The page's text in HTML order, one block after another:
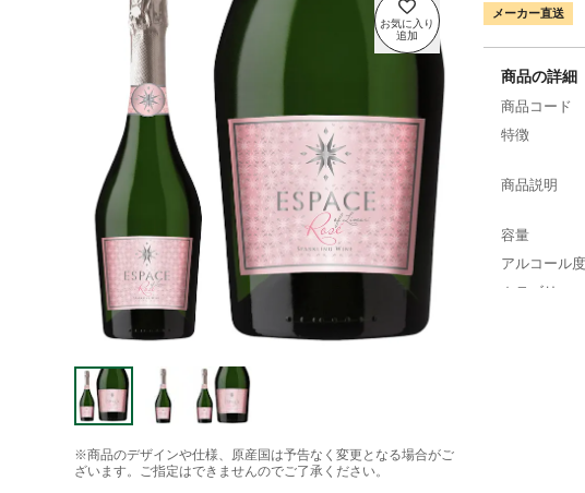
※商品のデザインや仕様、原産国は予告なく変更となる場合がご
ざいます。ご指定はできませんのでご了承ください。
メーカー直送
商品の詳細
商品コード
特徴
商品説明
容量
アルコール
カテゴリー